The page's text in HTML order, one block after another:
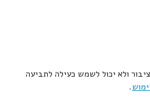
ולא יכול לשמש כעילה לתביעה
.